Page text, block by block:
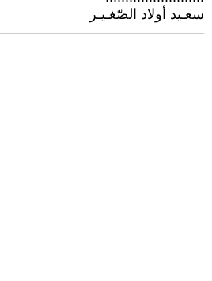
سعـيد أولاد الصّغـيـر